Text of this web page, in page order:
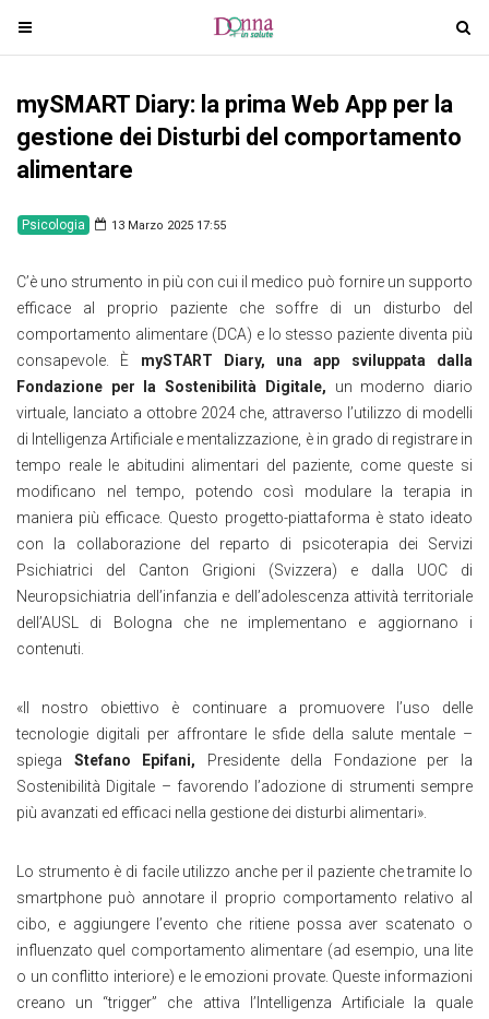
T
o
g
l
n
v
g
a
t
i
o
n
T
o
l
g
a
t
i
o
n
mySMART Diary: la prima Web App per la
gestione dei Disturbi del comportamento
alimentare
Psicologia 13 Marzo 2025 17:55
C’è uno strumento in più con cui il medico può fornire un supporto
efficace al proprio paziente che soffre di un disturbo del
comportamento alimentare (DCA) e lo stesso paziente diventa più
consapevole. È mySTART Diary, una app sviluppata dalla
Fondazione per la Sostenibilità Digitale, un moderno diario
virtuale, lanciato a ottobre 2024 che, attraverso l’utilizzo di modelli
di Intelligenza Artificiale e mentalizzazione, è in grado di registrare in
tempo reale le abitudini alimentari del paziente, come queste si
modificano nel tempo, potendo così modulare la terapia in
maniera più efficace. Questo progetto-piattaforma è stato ideato
con la collaborazione del reparto di psicoterapia dei Servizi
Psichiatrici del Canton Grigioni (Svizzera) e dalla UOC di
Neuropsichiatria dell’infanzia e dell’adolescenza attività territoriale
dell’AUSL di Bologna che ne implementano e aggiornano i
contenuti.
«Il nostro obiettivo è continuare a promuovere l’uso delle
tecnologie digitali per affrontare le sfide della salute mentale –
spiega Stefano Epifani, Presidente della Fondazione per la
Sostenibilità Digitale – favorendo l’adozione di strumenti sempre
più avanzati ed efficaci nella gestione dei disturbi alimentari».
Lo strumento è di facile utilizzo anche per il paziente che tramite lo
smartphone può annotare il proprio comportamento relativo al
cibo, e aggiungere l’evento che ritiene possa aver scatenato o
influenzato quel comportamento alimentare (ad esempio, una lite
o un conflitto interiore) e le emozioni provate. Queste informazioni
creano un “trigger” che attiva l’Intelligenza Artificiale la quale